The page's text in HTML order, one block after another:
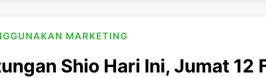
MARKETING
Shio Hari Ini, Jumat 12